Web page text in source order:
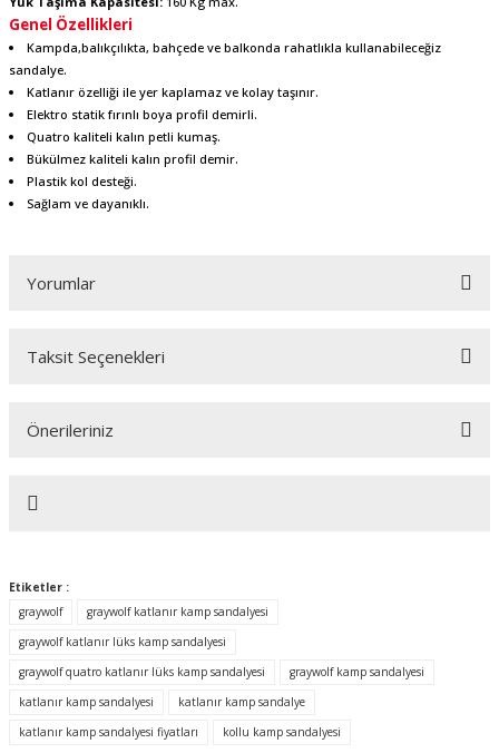
Genel Özellikleri
Kampda,balıkçılıkta, bahçede ve balkonda rahatlıkla kullanabileceğiz
sandalye.
Katlanır özelliği ile yer kaplamaz ve kolay taşınır.
Elektro statik fırınlı boya profil demirli.
Quatro kaliteli kalın petli kumaş.
Bükülmez kaliteli kalın profil demir.
Plastik kol desteği.
Sağlam ve dayanıklı.
Yorumlar
Taksit Seçenekleri
Önerileriniz
yetersiz gördüğünüz noktaları öneri formunu kullanarak tarafımıza
Ürün resmi kalitesiz, bozuk veya görüntülenemiyor.
Ürün açıklamasında eksik bilgiler bulunuyor.
Ürün bilgilerinde hatalar bulunuyor.
Ürün fiyatı diğer sitelerden daha pahalı.
Bu ürüne benzer farklı alternatifler olmalı.
Etiketler :
graywolf
graywolf katlanır kamp sandalyesi
graywolf katlanır lüks kamp sandalyesi
graywolf quatro katlanır lüks kamp sandalyesi
graywolf kamp sandalyesi
katlanır kamp sandalyesi
katlanır kamp sandalye
katlanır kamp sandalyesi fiyatları
kollu kamp sandalyesi